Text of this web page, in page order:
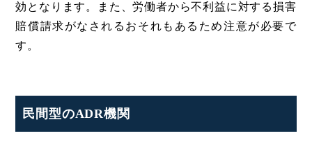
効となります。また、労働者から不利益に対する損害
賠償請求がなされるおそれもあるため注意が必要で
す。
民間型のADR機関